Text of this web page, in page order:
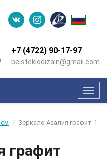
+7 (4722) 90-­17-­97
belsteklodizain@gmail.com
Меню
Зеркало Азалия графит 1
графит